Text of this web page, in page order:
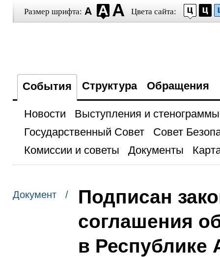
Размер шрифта: Цвета сайта:
События Структура Обращения
Новости
Выступления и стенограммы
Государственный Совет
Совет
Комиссии и советы
Документы
Документ /
Подписан
соглашения
в Республике